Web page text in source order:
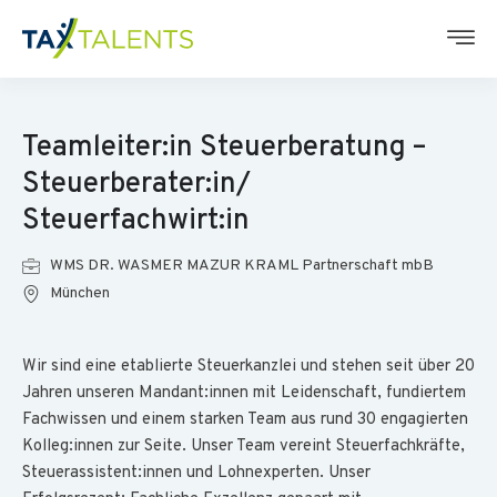
Teamleiter:in Steuerberatung –
Steuerberater:in/
Steuerfachwirt:in
WMS DR. WASMER MAZUR KRAML Partnerschaft mbB
München
Wir sind eine etablierte Steuerkanzlei und stehen seit über 20
Jahren unseren Mandant:innen mit Leidenschaft, fundiertem
Fachwissen und einem starken Team aus rund 30 engagierten
Kolleg:innen zur Seite. Unser Team vereint Steuerfachkräfte,
Steuerassistent:innen und Lohnexperten. Unser